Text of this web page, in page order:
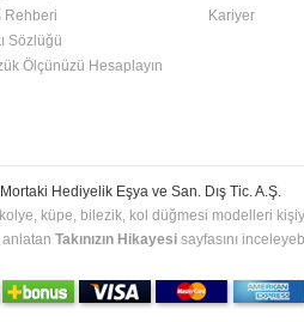
Rehberi
Sözlüğü
Ölçünüzü Hesaplayın
Kariyer
Mortaki Hediyelik Eşya ve San. Dış Tic. A.Ş.
küpe, bilezik, kol düğmesi modelleri
Takınızın Hikayesi sayfasını